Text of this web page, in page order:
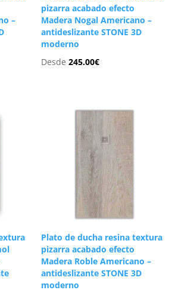
–
pizarra acabado efecto
Madera Nogal Americano –
antideslizante STONE 3D
moderno
Desde 245.00€
Plato de ducha resina textura
pizarra acabado efecto
Madera Roble Americano –
antideslizante STONE 3D
moderno